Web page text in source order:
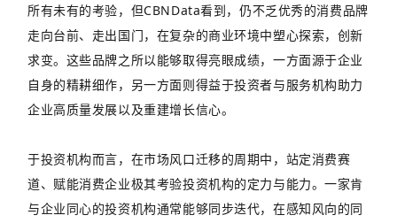
所有未有的考验，但CBNData看到，仍不乏优秀的消费品牌
走向台前、走出国门，在复杂的商业环境中塑心探索，创新
求变。这些品牌之所以能够取得亮眼成绩，一方面源于企业
自身的精耕细作，另一方面则得益于投资者与服务机构助力
企业高质量发展以及重建增长信心。
于投资机构而言，在市场风口迁移的周期中，站定消费赛
道、赋能消费企业极其考验投资机构的定力与能力。一家肯
与企业同心的投资机构通常能够同步迭代，在感知风向的同